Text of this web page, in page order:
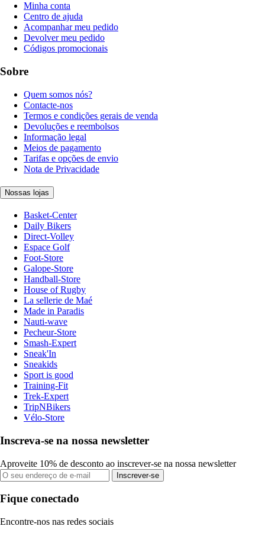
Minha conta
Centro de ajuda
Acompanhar meu pedido
Devolver meu pedido
Códigos promocionais
Sobre
Quem somos nós?
Contacte-nos
Termos e condições gerais de venda
Devoluções e reembolsos
Informação legal
Meios de pagamento
Tarifas e opções de envio
Nota de Privacidade
Nossas lojas
Basket-Center
Daily Bikers
Direct-Volley
Espace Golf
Foot-Store
Galope-Store
Handball-Store
House of Rugby
La sellerie de Maé
Made in Paradis
Nauti-wave
Pecheur-Store
Smash-Expert
Sneak'In
Sneakids
Sport is good
Training-Fit
Trek-Expert
TripNBikers
Vélo-Store
Inscreva-se na nossa newsletter
Aproveite 10% de desconto ao inscrever-se na nossa newsletter
Inscrever-se
Fique conectado
Encontre-nos nas redes sociais